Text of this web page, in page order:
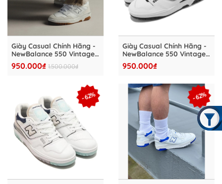
Giày Casual Chính Hãng -
NewBalance 550 Vintage
'White Gum' - BB550WGU
950.000₫ 1.500.000₫
Giày Casual Chính Hãng -
NewBalance 550 Vintage
'Oreo' - BB550HA1
950.000₫
- 62% - 62%